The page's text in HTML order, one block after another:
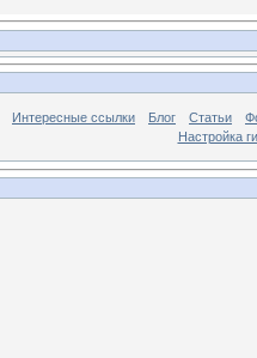
Интересные ссылки Блог Статьи
Настройка